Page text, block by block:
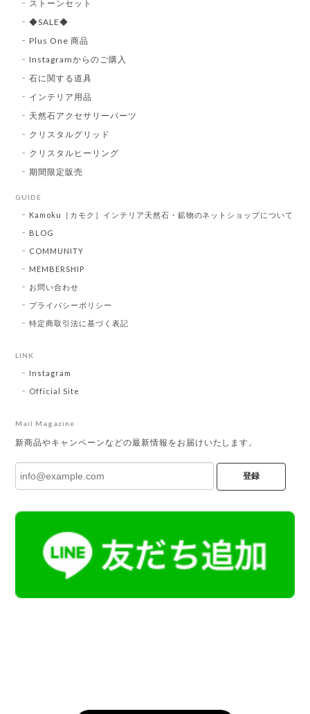
ストーンセット
◆SALE◆
Plus One 商品
Instagramからのご購入
石に関する道具
インテリア用品
天然石アクセサリーパーツ
クリスタルグリッド
クリスタルヒーリング
期間限定販売
GUIDE
Kamoku［カモク］インテリア天然石・鉱物のネットショップについて
BLOG
COMMUNITY
MEMBERSHIP
お問い合わせ
プライバシーポリシー
特定商取引法に基づく表記
LINK
Instagram
Official Site
Mail Magazine
新商品やキャンペーンなどの最新情報をお届けいたします。
登録